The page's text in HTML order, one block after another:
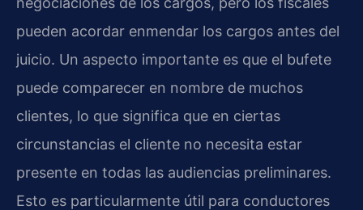
pueden acordar enmendar los cargos antes del
juicio. Un aspecto importante es que el bufete
puede comparecer en nombre de muchos
clientes, lo que significa que en ciertas
circunstancias el cliente no necesita estar
presente en todas las audiencias preliminares.
Esto es particularmente útil para conductores